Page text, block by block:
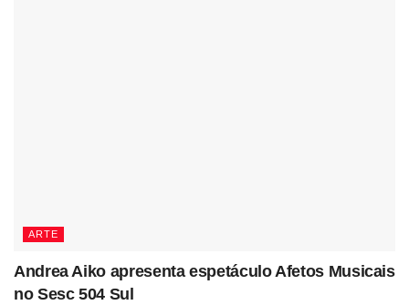
ARTE
Andrea Aiko apresenta espetáculo Afetos Musicais
no Sesc 504 Sul